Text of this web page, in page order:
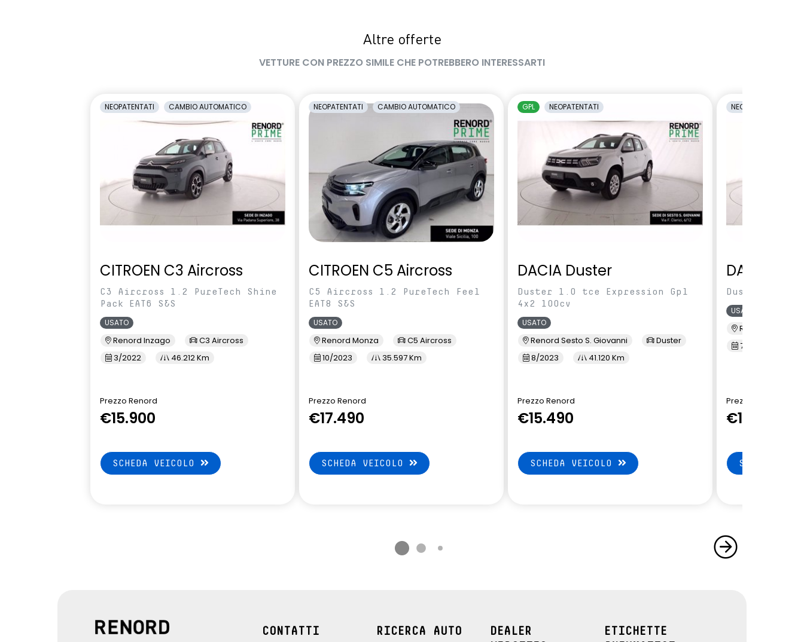
Altre offerte
VETTURE CON PREZZO SIMILE CHE POTREBBERO INTERESSARTI
NEOPATENTATI CAMBIO AUTOMATICO
CITROEN C3 Aircross
C3 Aircross 1.2 PureTech Shine
Pack EAT6 S&S
USATO
Renord Inzago
C3 Aircross
3/2022
46.212 Km
Prezzo Renord
€15.900
SCHEDA VEICOLO
NEOPATENTATI CAMBIO AUTOMATICO
CITROEN C5 Aircross
C5 Aircross 1.2 PureTech Feel
EAT8 S&S
USATO
Renord Monza
C5 Aircross
10/2023
35.597 Km
Prezzo Renord
€17.490
SCHEDA VEICOLO
GPL NEOPATENTATI
DACIA Duster
Duster 1.0 tce Expression Gpl
4x2 100cv
USATO
Renord Sesto S. Giovanni
Duster
8/2023
41.120 Km
Prezzo Renord
€15.490
SCHEDA VEICOLO
NEOPATENTATI
DACIA
Duster 1.0
USATO
Renord MI
7/2023
Prezzo Renord
€14.900
SCHEDA
CONTATTI RICERCA AUTO
DEALER
ETICHETTE